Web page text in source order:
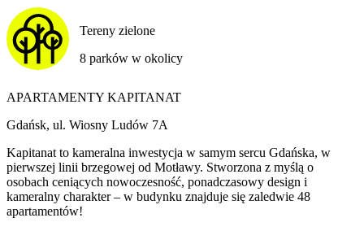
Tereny zielone
8 parków w okolicy
APARTAMENTY KAPITANAT
Gdańsk, ul. Wiosny Ludów 7A
Kapitanat to kameralna inwestycja w samym sercu Gdańska, w
pierwszej linii brzegowej od Motławy. Stworzona z myślą o
osobach ceniących nowoczesność, ponadczasowy design i
kameralny charakter – w budynku znajduje się zaledwie 48
apartamentów!